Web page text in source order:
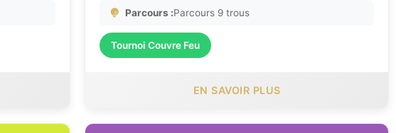
Parcours :Parcours 9 trous
Tournoi Couvre Feu
EN SAVOIR PLUS